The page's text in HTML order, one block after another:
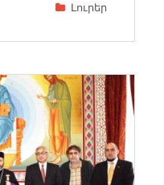
Լուրեր